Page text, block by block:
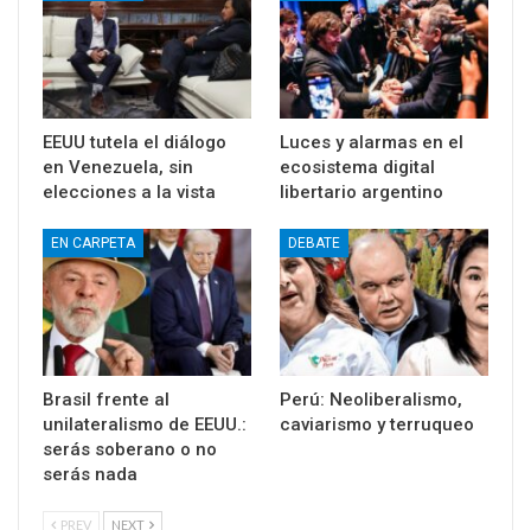
EEUU tutela el diálogo
en Venezuela, sin
elecciones a la vista
Luces y alarmas en el
ecosistema digital
libertario argentino
EN CARPETA
Brasil frente al
unilateralismo de EEUU.:
serás soberano o no
serás nada
DEBATE
Perú: Neoliberalismo,
caviarismo y terruqueo
PREV NEXT